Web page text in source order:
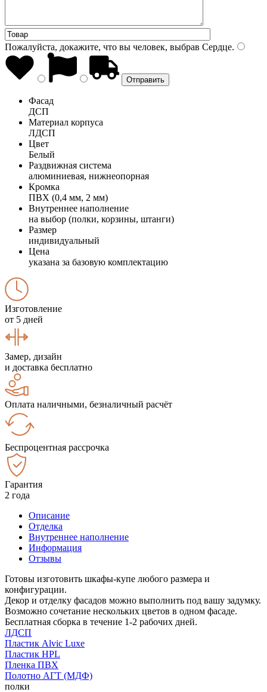
Пожалуйста, докажите, что вы человек, выбрав Сердце.
Фасад
ДСП
Материал корпуса
ЛДСП
Цвет
Белый
Раздвижная система
алюминиевая, нижнеопорная
Кромка
ПВХ (0,4 мм, 2 мм)
Внутреннее наполнение
на выбор (полки, корзины, штанги)
Размер
индивидуальный
Цена
указана за базовую комплектацию
Изготовление
от 5 дней
Замер, дизайн
и доставка бесплатно
Оплата наличными, безналичный расчёт
Беспроцентная рассрочка
Гарантия
2 года
Описание
Отделка
Внутреннее наполнение
Информация
Отзывы
Готовы изготовить шкафы-купе любого размера и
конфигурации.
Декор и отделку фасадов можно выполнить под вашу задумку.
Возможно сочетание нескольких цветов в одном фасаде.
Бесплатная сборка в течение 1-2 рабочих дней.
ЛДСП
Пластик Alvic Luxe
Пластик HPL
Пленка ПВХ
Полотно АГТ (МДФ)
полки